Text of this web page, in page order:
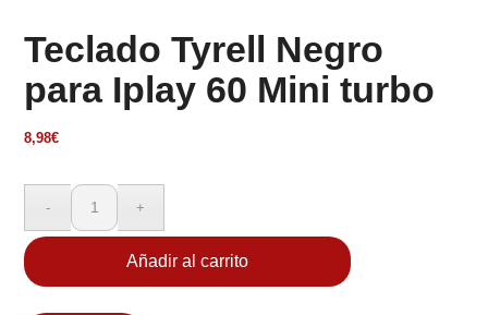
Teclado Tyrell Negro
para Iplay 60 Mini turbo
8,98€
Añadir al carrito